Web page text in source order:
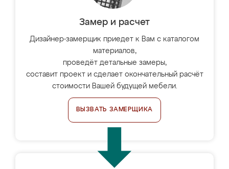
Замер и расчет
Дизайнер-замерщик приедет к Вам с каталогом
материалов,
проведёт детальные замеры,
составит проект и сделает окончательный расчёт
стоимости Вашей будущей мебели.
ВЫЗВАТЬ ЗАМЕРЩИКА